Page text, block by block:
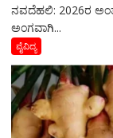
ನವದೆಹಲಿ: 2026ರ
ಅಂಗವಾಗಿ...
ವೈವಿದ್ಯ